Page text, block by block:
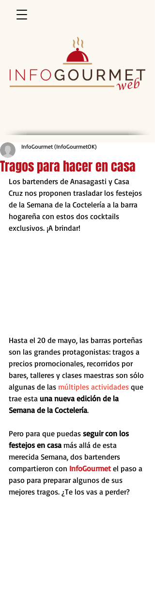
Tragos para hacer en casa
InfoGourmet (InfoGourmetOK)
Los bartenders de Anasagasti y Casa
Cruz nos proponen trasladar los festejos
de la Semana de la Coctelería a la barra
hogareña con estos dos cocktails
exclusivos. ¡A brindar!
Hasta el 20 de mayo, las barras porteñas
son las grandes protagonistas: tragos a
precios promocionales, recorridos por
bares, talleres y clases maestras son sólo
algunas de las múltiples actividades que
trae esta una nueva edición de la
Semana de la Coctelería.
Pero para que puedas seguir con los
festejos en casa más allá de esta
merecida Semana, dos bartenders
compartieron con InfoGourmet el paso a
paso para preparar algunos de sus
mejores tragos. ¿Te los vas a perder?